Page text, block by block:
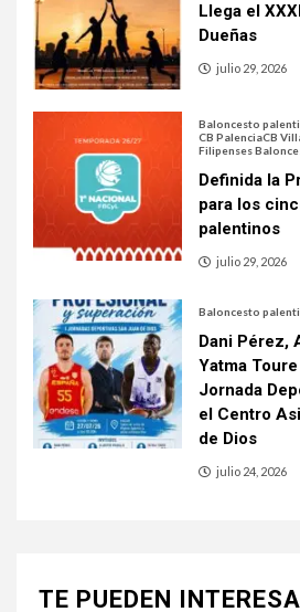
Llega el
Dueñas
julio 29, 2026
Baloncesto
CB PalenciaCB
Filipenses
Definida la
para los
palentinos
julio 29, 2026
Baloncesto
Dani Pérez,
Yatma
Jornada
el Centro
de Dios
julio 24, 2026
TE PUEDEN